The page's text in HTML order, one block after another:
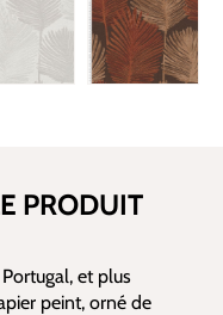
PRODUIT
et plus
peint, orné de